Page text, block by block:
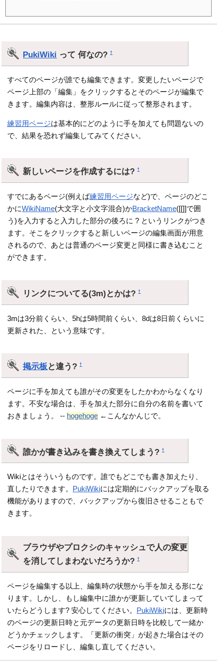
PukiWiki って 何なの?†
すべてのページが誰でも編集できます。変更したいページで
ページ上部の「編集」をクリックするとそのページが編集で
きます。編集内容は、整形ルールに従って整形されます。
練習用ページは基本的にどのように手を加えても問題ないの
で、結果を恐れず編集してみてください。
新しいページを作成するには?†
すでにあるページ(例えば練習用ページなど)で、ページのどこ
かにWikiName(大文字と小文字混合)かBracketName([[]]で囲
う)を入力すると入力した部分の後ろに ? というリンクがつき
ます。そこをクリックすると新しいページの編集画面が用意
されるので、あとは普通のページ変更と同様に書き込むこと
ができます。
リンクについてる(3m)とかは?†
3mは3分前くらい、5hは5時間前くらい、8dは8日前くらいに
更新された、という意味です。
掲示板 と違う?†
ページに手を加えても誰がその変更をしたかわからなくなり
ます。不安な場合は、手を加えた部分に自分の名前を書いて
おきましょう。 -- hogehoge ←こんなかんじで。
誰かが書き込みを書き換えてしまう?†
Wikiとはそういうものです。誰でもどこでも書き加えたり、
直したりできます。 PukiWikiには定期的にバックアップを取る
機能がありますので、バックアップから復旧させることもで
きます。
ブラウザやプロクシのキャッシュで人の変更
を消してしまわないだろうか?†
ページを編集する以上、編集時の状態から手を加える形にな
ります。しかし、もし編集中に誰かが更新していてしまって
いたらどうします? 安心してください。 PukiWikiには、更新時
のページの更新日時と元データの更新日時を比較して一緒か
どうかチェックします。「更新の衝突」が起きた場合はその
ページをリロードし、編集し直してください。